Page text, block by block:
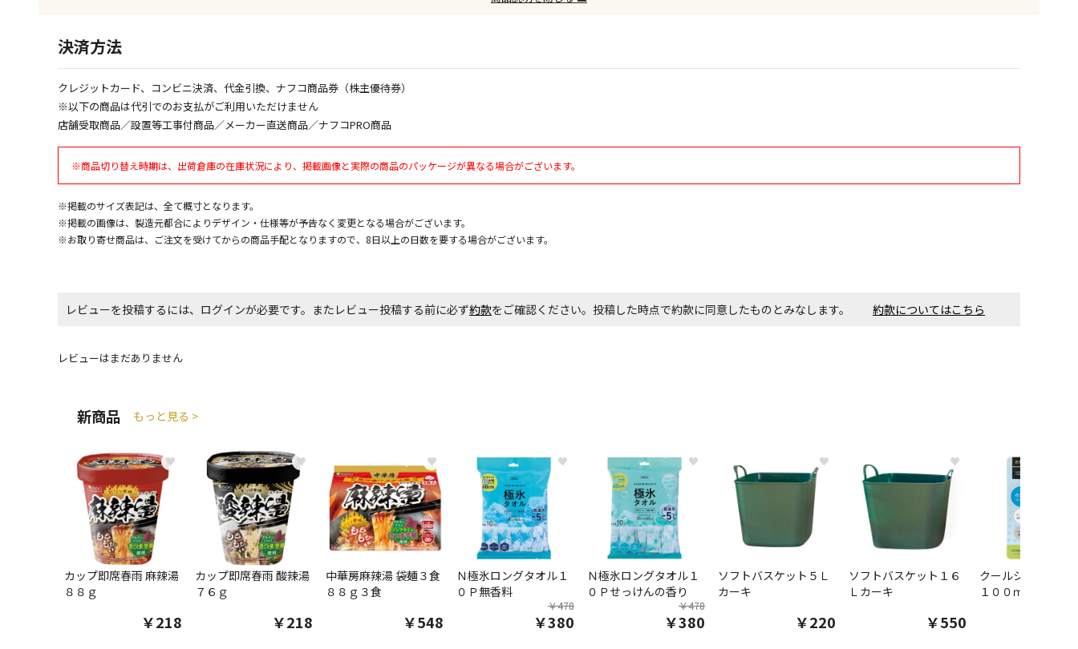
決済方法
クレジットカード、コンビニ決済、代金引換、ナフコ商品券（株主優待券）
※以下の商品は代引でのお支払がご利用いただけません
店舗受取商品／設置等工事付商品／メーカー直送商品／ナフコPRO商品
※商品切り替え時期は、出荷倉庫の在庫状況により、掲載画像と実際の商品のパッケージが異なる場合がございます。
※掲載のサイズ表記は、全て概寸となります。
※掲載の画像は、製造元都合によりデザイン・仕様等が予告なく変更となる場合がございます。
※お取り寄せ商品は、ご注文を受けてからの商品手配となりますので、8日以上の日数を要する場合がございます。
レビューを投稿するには、ログインが必要です。またレビュー投稿する前に必ず約款をご確認ください。投稿した時点で約款に同意したものとみなします。 約款についてはこちら
レビューはまだありません
新商品 もっと見る >
♥
カップ即席春雨 麻辣湯
８８ｇ
￥218
♥
カップ即席春雨 酸辣湯
７６ｇ
￥218
♥
中華房麻辣湯 袋麺３食
８８ｇ３食
￥548
♥
Ｎ極氷ロングタオル１
０Ｐ無香料
￥478
￥380
♥
Ｎ極氷ロングタオル１
０Ｐせっけんの香り
￥478
￥380
♥
ソフトバスケット５Ｌ
カーキ
￥220
♥
ソフトバスケット１６
Ｌカーキ
￥550
クールシャツスプ
１００ｍｌ